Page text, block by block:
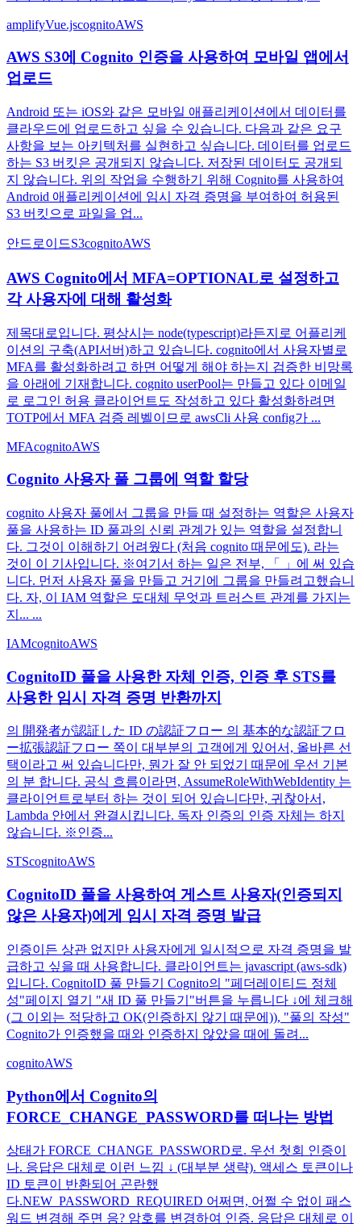
amplifyVue.jscognitoAWS
AWS S3에 Cognito 인증을 사용하여 모바일 앱에서
업로드
Android 또는 iOS와 같은 모바일 애플리케이션에서 데이터를
클라우드에 업로드하고 싶을 수 있습니다. 다음과 같은 요구
사항을 보는 아키텍처를 실현하고 싶습니다. 데이터를 업로드
하는 S3 버킷은 공개되지 않습니다. 저장된 데이터도 공개되
지 않습니다. 위의 작업을 수행하기 위해 Cognito를 사용하여
Android 애플리케이션에 임시 자격 증명을 부여하여 허용된
S3 버킷으로 파일을 업...
안드로이드S3cognitoAWS
AWS Cognito에서 MFA=OPTIONAL로 설정하고
각 사용자에 대해 활성화
제목대로입니다. 평상시는 node(typescript)라든지로 어플리케
이션의 구축(API서버)하고 있습니다. cognito에서 사용자별로
MFA를 활성화하려고 하면 어떻게 해야 하는지 검증한 비망록
을 아래에 기재합니다. cognito userPool는 만들고 있다 이메일
로 로그인 허용 클라이언트도 작성하고 있다 활성화하려면
TOTP에서 MFA 검증 레벨이므로 awsCli 사용 config가 ...
MFAcognitoAWS
Cognito 사용자 풀 그룹에 역할 할당
cognito 사용자 풀에서 그룹을 만들 때 설정하는 역할은 사용자
풀을 사용하는 ID 풀과의 신뢰 관계가 있는 역할을 설정합니
다. 그것이 이해하기 어려웠다 (처음 cognito 때문에도). 라는
것이 이 기사입니다. ※여기서 하는 일은 전부, 「 」에 써 있습
니다. 먼저 사용자 풀을 만들고 거기에 그룹을 만들려고했습니
다. 자, 이 IAM 역할은 도대체 무엇과 트러스트 관계를 가지는
지... ...
IAMcognitoAWS
CognitoID 풀을 사용한 자체 인증, 인증 후 STS를
사용한 임시 자격 증명 반환까지
의 開発者が認証した ID の認証フロー 의 基本的な認証フロ
ー拡張認証フロー 쪽이 대부분의 고객에게 있어서, 올바른 선
택이라고 써 있습니다만, 뭔가 잘 안 되었기 때문에 우선 기본
의 분 합니다. 공식 흐름이라면, AssumeRoleWithWebIdentity 는
클라이언트로부터 하는 것이 되어 있습니다만, 귀찮아서,
Lambda 안에서 완결시킵니다. 독자 인증의 인증 자체는 하지
않습니다. ※인증...
STScognitoAWS
CognitoID 풀을 사용하여 게스트 사용자(인증되지
않은 사용자)에게 임시 자격 증명 발급
인증이든 상관 없지만 사용자에게 일시적으로 자격 증명을 발
급하고 싶을 때 사용합니다. 클라이언트는 javascript (aws-sdk)
입니다. CognitoID 풀 만들기 Cognito의 "페더레이티드 정체
성"페이지 열기 "새 ID 풀 만들기"버튼을 누릅니다 ↓에 체크해
(그 이외는 적당하고 OK(인증하지 않기 때문에)), "풀의 작성"
Cognito가 인증했을 때와 인증하지 않았을 때에 돌려...
cognitoAWS
Python에서 Cognito의
FORCE_CHANGE_PASSWORD를 떠나는 방법
상태가 FORCE_CHANGE_PASSWORD로. 우선 첫회 인증이
나. 응답은 대체로 이런 느낌 ↓ (대부분 생략). 액세스 토큰이나
ID 토큰이 반환되어 곤란했
다.NEW_PASSWORD_REQUIRED 어쩌면, 어쩔 수 없이 패스
워드 변경해 주면 응? 암호를 변경하여 인증. 응답은 대체로 이